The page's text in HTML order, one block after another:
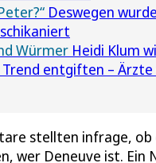
Deswegen
Würmer Heidi Klum
entgiften – Ärzte
stellten infrage, ob
wer Deneuve ist. Ein